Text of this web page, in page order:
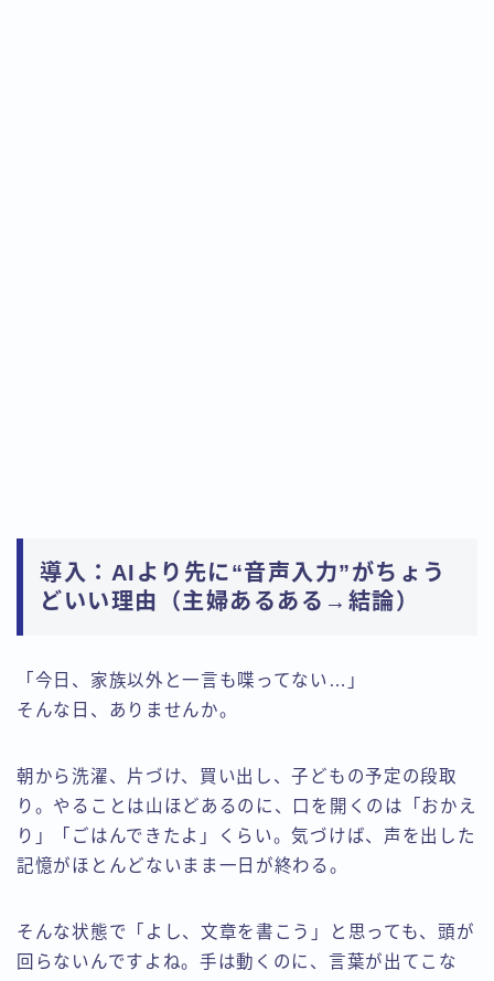
導入：AIより先に“音声入力”がちょう
どいい理由（主婦あるある→結論）
「今日、家族以外と一言も喋ってない…」
そんな日、ありませんか。
朝から洗濯、片づけ、買い出し、子どもの予定の段取
り。やることは山ほどあるのに、口を開くのは「おかえ
り」「ごはんできたよ」くらい。気づけば、声を出した
記憶がほとんどないまま一日が終わる。
そんな状態で「よし、文章を書こう」と思っても、頭が
回らないんですよね。手は動くのに、言葉が出てこな